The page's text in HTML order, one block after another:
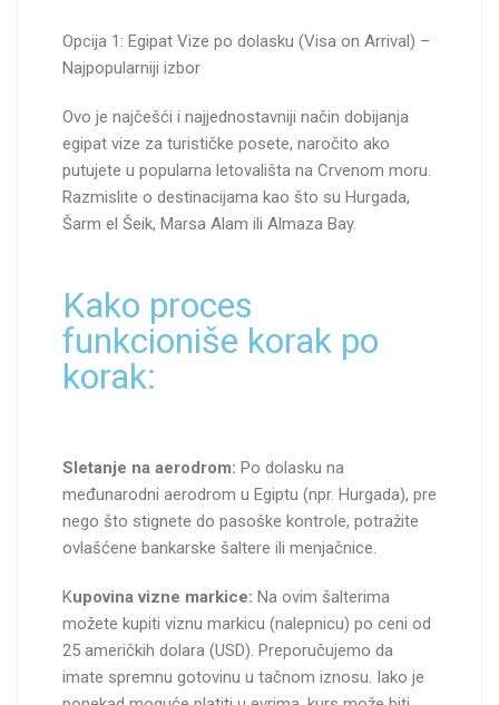
Opcija 1: Egipat Vize po dolasku (Visa on Arrival) –
Najpopularniji izbor
Ovo je najčešći i najjednostavniji način dobijanja
egipat vize za turističke posete, naročito ako
putujete u popularna letovališta na Crvenom moru.
Razmislite o destinacijama kao što su Hurgada,
Šarm el Šeik, Marsa Alam ili Almaza Bay.
Kako proces
funkcioniše korak po
korak:
Sletanje na aerodrom: Po dolasku na
međunarodni aerodrom u Egiptu (npr. Hurgada), pre
nego što stignete do pasoške kontrole, potražite
ovlašćene bankarske šaltere ili menjačnice.
Kupovina vizne markice: Na ovim šalterima
možete kupiti viznu markicu (nalepnicu) po ceni od
25 američkih dolara (USD). Preporučujemo da
imate spremnu gotovinu u tačnom iznosu. Iako je